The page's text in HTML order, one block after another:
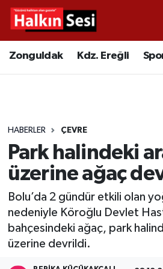
Zonguldak Kdz. Ereğli
HABERLER ÇEVRE
Park halindeki
üzerine ağaç
Bolu’da 2 gündür etkili olan
nedeniyle Köroğlu Devlet
bahçesindeki ağaç, park
üzerine devrildi.
Video
Çaycuma
Alaplı
Asayiş
Bartın
Merkez Hava Durumu
Süper Lig Puan Durumu ve
Tüm Manşetler
Son Dakika Haberleri
Haber Arşivi